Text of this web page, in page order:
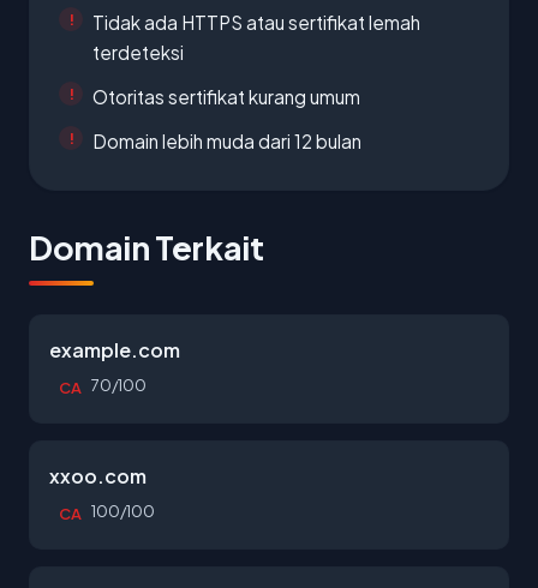
Tidak ada HTTPS atau sertifikat lemah
terdeteksi
Otoritas sertifikat kurang umum
Domain lebih muda dari 12 bulan
Domain Terkait
example.com
CA 70/100
xxoo.com
CA 100/100